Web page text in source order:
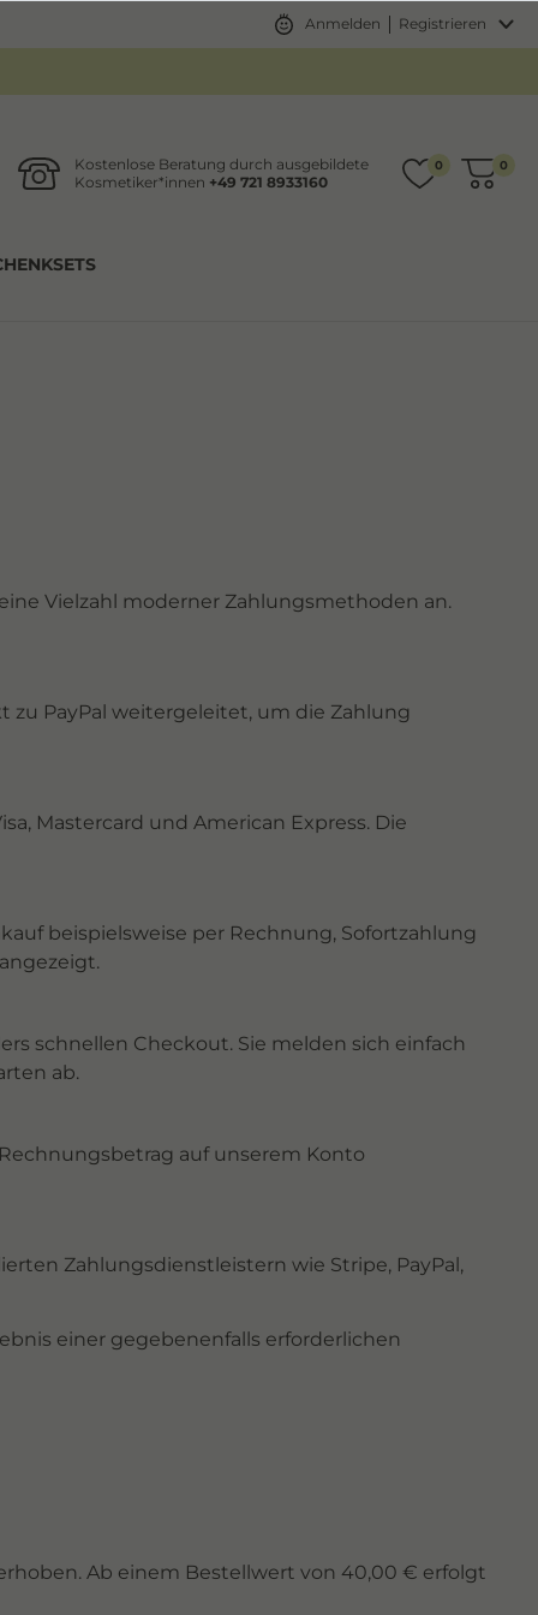
Anmelden Registrieren
Kostenlose Beratung durch ausgebildete
Kosmetiker*innen +49 721 8933160
0 0
Vielzahl moderner Zahlungsmethoden an.
zu PayPal weitergeleitet, um die Zahlung
Mastercard und American Express. Die
beispielsweise per Rechnung, Sofortzahlung
schnellen Checkout. Sie melden sich einfach
ab.
auf unserem Konto
Zahlungsdienstleistern wie Stripe, PayPal,
einer gegebenenfalls erforderlichen
Ab einem Bestellwert von 40,00 € erfolgt